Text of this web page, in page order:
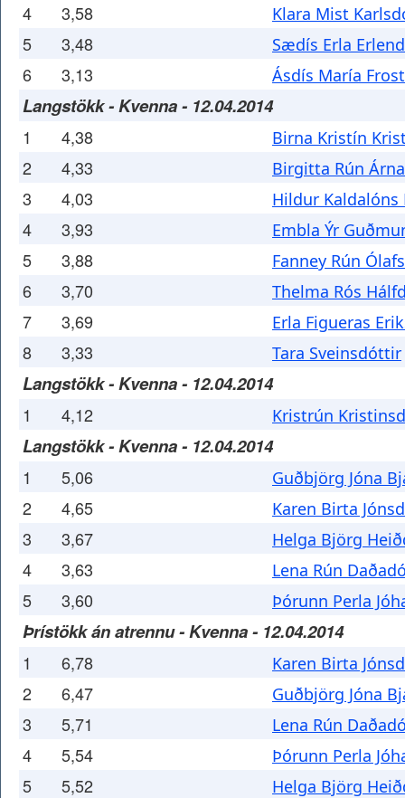
4 3,58 Klara Mist
5 3,48 Sædís Erla
6 3,13 Ásdís María
Langstökk - Kvenna - 12.04.2014
1 4,38 Birna Kristín
2 4,33 Birgitta Rún
3 4,03 Hildur
4 3,93 Embla Ýr
5 3,88 Fanney Rún
6 3,70 Thelma Rós
7 3,69 Erla Figueras
8 3,33 Tara Sveinsdóttir
Langstökk - Kvenna - 12.04.2014
1 4,12 Kristrún
Langstökk - Kvenna - 12.04.2014
1 5,06 Guðbjörg Jóna
2 4,65 Karen Birta
3 3,67 Helga Björg
4 3,63 Lena Rún
5 3,60 Þórunn Perla
Þrístökk án atrennu - Kvenna - 12.04.2014
1 6,78 Karen Birta
2 6,47 Guðbjörg Jóna
3 5,71 Lena Rún
4 5,54 Þórunn Perla
5 5,52 Helga Björg